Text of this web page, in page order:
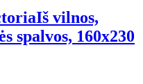
Iš vilnos,
spalvos, 160x230